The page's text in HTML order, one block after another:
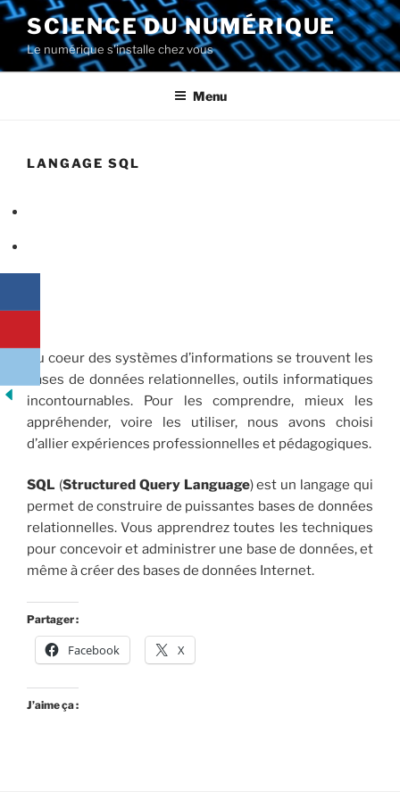
Aller
contenu
principal
SCIENCE DU NUMÉRIQUE
Le numérique s'installe chez vous
Menu
LANGAGE SQL
Au coeur des systèmes d’informations se trouvent les
bases de données relationnelles, outils informatiques
incontournables. Pour les comprendre, mieux les
appréhender, voire les utiliser, nous avons choisi
d’allier expériences professionnelles et pédagogiques.
SQL (Structured Query Language) est un langage qui
permet de construire de puissantes bases de données
relationnelles. Vous apprendrez toutes les techniques
pour concevoir et administrer une base de données, et
même à créer des bases de données Internet.
Partager :
Facebook X
J’aime ça :